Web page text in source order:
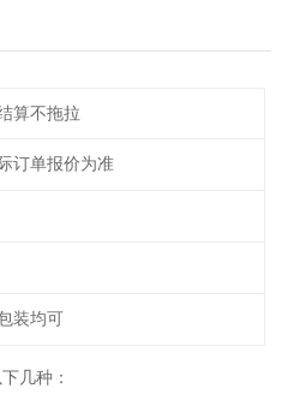
算不拖拉
订单报价为准
装均可
几种：